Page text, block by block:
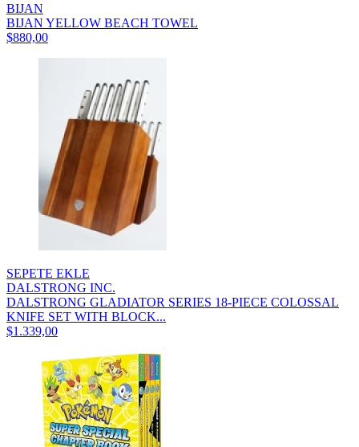
BIJAN
BIJAN YELLOW BEACH TOWEL
$880,00
SEPETE EKLE
DALSTRONG INC.
DALSTRONG GLADIATOR SERIES 18-PIECE COLOSSAL
KNIFE SET WITH BLOCK...
$1.339,00